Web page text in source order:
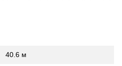
40.6 м